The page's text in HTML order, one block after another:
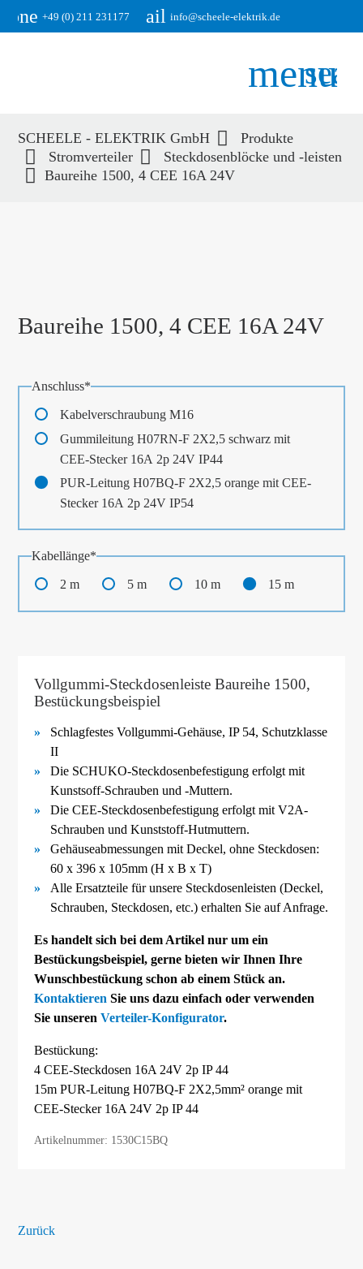
+49 (0) 211 231177email info@scheele-elektrik.de
menu
Suchbegriffe SUCHEN
SCHEELE - ELEKTRIK GmbH
Produkte
Stromverteiler
Steckdosenblöcke und -leisten
Baureihe 1500, 4 CEE 16A 24V
Baureihe 1500, 4 CEE 16A 24V
Pflichtfeld
Anschluss*
Kabelverschraubung M16
Gummileitung H07RN-F 2X2,5 schwarz mit
CEE-Stecker 16A 2p 24V IP44
PUR-Leitung H07BQ-F 2X2,5 orange mit CEE-
Stecker 16A 2p 24V IP54
Pflichtfeld
Kabellänge*
2 m 5 m 10 m 15 m
Vollgummi-Steckdosenleiste Baureihe 1500,
Bestückungsbeispiel
Schlagfestes Vollgummi-Gehäuse, IP 54, Schutzklasse
II
Die SCHUKO-Steckdosenbefestigung erfolgt mit
Kunstsoff-Schrauben und -Muttern.
Die CEE-Steckdosenbefestigung erfolgt mit V2A-
Schrauben und Kunststoff-Hutmuttern.
Gehäuseabmessungen mit Deckel, ohne Steckdosen:
60 x 396 x 105mm (H x B x T)
Alle Ersatzteile für unsere Steckdosenleisten (Deckel,
Schrauben, Steckdosen, etc.) erhalten Sie auf Anfrage.
Es handelt sich bei dem Artikel nur um ein
Bestückungsbeispiel, gerne bieten wir Ihnen Ihre
Wunschbestückung schon ab einem Stück an.
Kontaktieren Sie uns dazu einfach oder verwenden
Sie unserenVerteiler-Konfigurator.
Bestückung:
4 CEE-Steckdosen 16A 24V 2p IP 44
15m PUR-Leitung H07BQ-F 2X2,5mm² orange mit
CEE-Stecker 16A 24V 2p IP 44
Artikelnummer: 1530C15BQ
Zurück